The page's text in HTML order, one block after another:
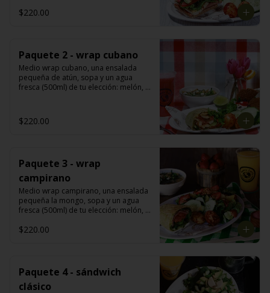
chía y o piña con perejil.
$220.00
Paquete 2 - wrap cubano
Medio wrap cubano, una ensalada
pequeña de atún, sopa y un agua
fresca (500ml) de tu elección: melón,
piña con perejil.
$220.00
Paquete 3 - wrap
campirano
Medio wrap campirano, una ensalada
pequeña la mongo, sopa y un agua
fresca (500ml) de tu elección: melón,
sandía, limoncito, limón con chía y o
$220.00
Paquete 4 - sándwich
clásico